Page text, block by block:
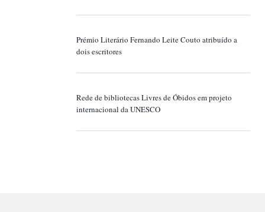
Prémio Literário Fernando Leite Couto atribuído a
dois escritores
Rede de bibliotecas Livres de Óbidos em projeto
internacional da UNESCO